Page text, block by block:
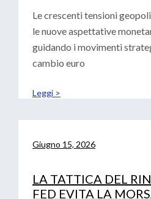
Le crescenti tensioni
le nuove aspettative
guidando i movimenti
cambio euro
Leggi >
Giugno 15, 2026
LA TATTICA DEL
FED EVITA LA